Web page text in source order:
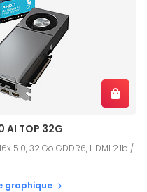
AI TOP 32G
5.0, 32 Go GDDR6, HDMI 2.1b /
graphique